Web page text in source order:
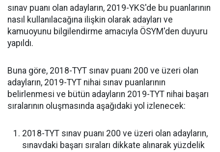
sınav puanı olan adayların, 2019-YKS'de bu puanlarının
nasıl kullanılacağına ilişkin olarak adayları ve
kamuoyunu bilgilendirme amacıyla ÖSYM'den duyuru
yapıldı.
Buna göre, 2018-TYT sınav puanı 200 ve üzeri olan
adayların, 2019-TYT nihai sınav puanlarının
belirlenmesi ve bütün adayların 2019-TYT nihai başarı
sıralarının oluşmasında aşağıdaki yol izlenecek:
2018-TYT sınav puanı 200 ve üzeri olan adayların,
sınavdaki başarı sıraları dikkate alınarak yüzdelik